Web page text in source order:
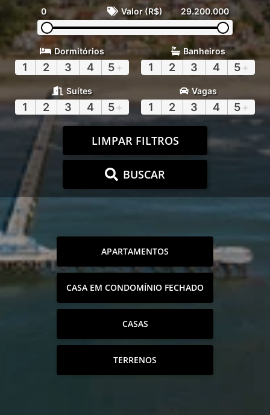
0 Valor (R$) 29.200.000
Dormitórios
1 2 3 4 5+
Banheiros
1 2 3 4 5+
Suítes
1 2 3 4 5+
Vagas
1 2 3 4 5+
LIMPAR FILTROS
BUSCAR
APARTAMENTOS
CASA EM CONDOMÍNIO FECHADO
CASAS
TERRENOS